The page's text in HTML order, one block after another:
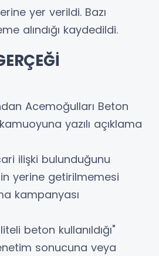
yer verildi. Bazı
alındığı kaydedildi.
Acemoğulları Beton
yazılı açıklama
ilişki bulunduğunu
yerine getirilmemesi
kampanyası
beton kullanıldığı"
sonucuna veya